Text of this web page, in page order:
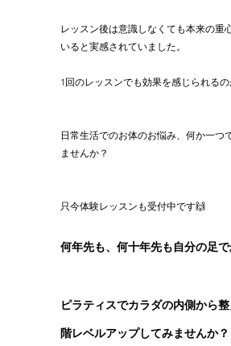
レッスン後は意識しなくても本来の重
いると実感されていました。
1回のレッスンでも効果を感じられる
日常生活でのお体のお悩み、何か一つ
ませんか？
只今体験レッスンも受付中です🙌
何年先も、何十年先も自分の足
ピラティスでカラダの内側から
階レベルアップしてみませんか？